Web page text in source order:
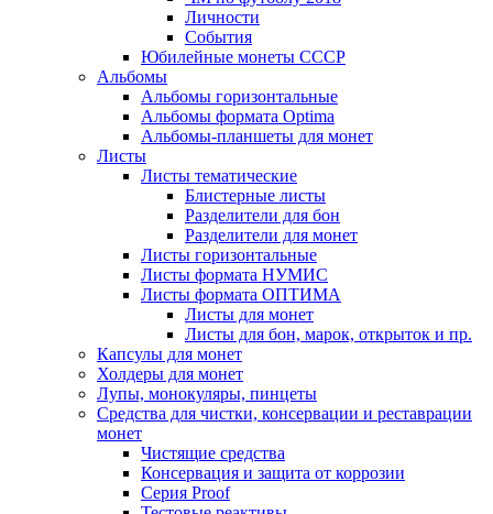
Личности
События
Юбилейные монеты СССР
Альбомы
Альбомы горизонтальные
Альбомы формата Optima
Альбомы-планшеты для монет
Листы
Листы тематические
Блистерные листы
Разделители для бон
Разделители для монет
Листы горизонтальные
Листы формата НУМИС
Листы формата ОПТИМА
Листы для монет
Листы для бон, марок, открыток и пр.
Капсулы для монет
Холдеры для монет
Лупы, монокуляры, пинцеты
Средства для чистки, консервации и реставрации
монет
Чистящие средства
Консервация и защита от коррозии
Серия Proof